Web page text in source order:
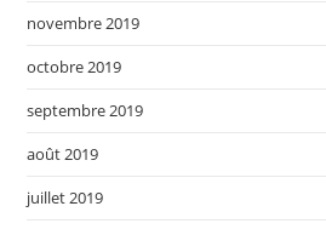
novembre 2019
octobre 2019
septembre 2019
août 2019
juillet 2019